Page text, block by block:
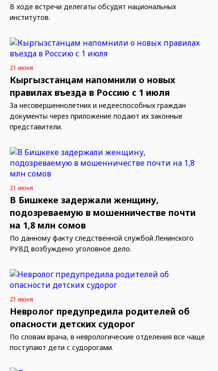
В ходе встречи делегаты обсудят национальных
институтов.
21 июня
Кыргызстанцам напомнили о новых
правилах въезда в Россию с 1 июля
За несовершеннолетних и недееспособных граждан
документы через приложение подают их законные
представители.
21 июня
В Бишкеке задержали женщину,
подозреваемую в мошенничестве почти
на 1,8 млн сомов
По данному факту следственной службой Ленинского
РУВД возбуждено уголовное дело.
21 июня
Невролог предупредила родителей об
опасности детских судорог
По словам врача, в неврологические отделения все чаще
поступают дети с судорогами.